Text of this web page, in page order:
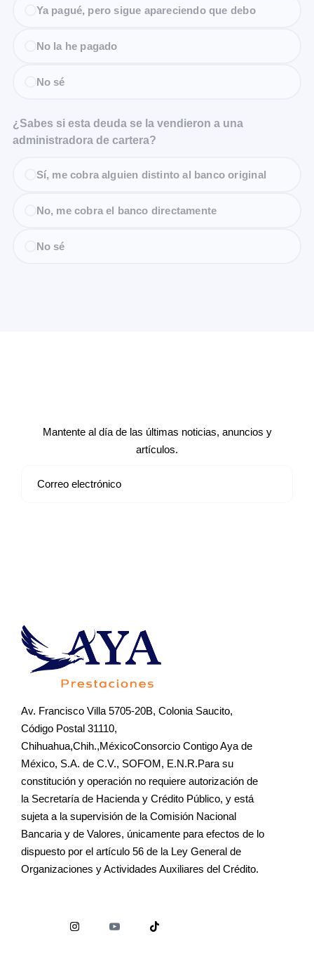
Ya pagué, pero sigue apareciendo que debo
No la he pagado
No sé
¿Sabes si esta deuda se la vendieron a una
administradora de cartera?
Sí, me cobra alguien distinto al banco original
No, me cobra el banco directamente
No sé
Mantente al día de las últimas noticias, anuncios y
artículos.
Av. Francisco Villa 5705-20B, Colonia Saucito,
Código Postal 31110,
Chihuahua,Chih.,MéxicoConsorcio Contigo Aya de
México, S.A. de C.V., SOFOM, E.N.R.Para su
constitución y operación no requiere autorización de
la Secretaría de Hacienda y Crédito Público, y está
sujeta a la supervisión de la Comisión Nacional
Bancaria y de Valores, únicamente para efectos de lo
dispuesto por el artículo 56 de la Ley General de
Organizaciones y Actividades Auxiliares del Crédito.